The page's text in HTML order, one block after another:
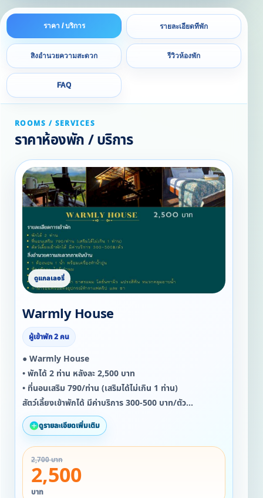
ราคา / บริการ รายละเอียดที่พัก
สิ่งอำนวยความสะดวก รีวิวห้องพัก
FAQ
ROOMS / SERVICES
ราคาห้องพัก / บริการ
Warmly House
ผู้เข้าพัก 2 คน
● Warmly House
• พักได้ 2 ท่าน หลังละ 2,500 บาท
• ที่นอนเสริม 790/ท่าน (เสริมได้ไม่เกิน 1 ท่าน)
สัตว์เลี้ยงเข้าพักได้ มีค่าบริการ 300-500 บาท/ตัว
สิ่งอำนวยความสะดวกภายในบ้าน
▪ 1 ห้องนอน 1 น้ำ พร้อมเครื่องทำน้ำอุ่น
▪ ห้องพัดลม ไดร์เป่าผม
▪ ลำโพง Bluetooth
▪ ผ้าขนหนู ครีมอาบน้ำ ยาสระผม โลชั่นทาผิว แปรงสีฟัน
ดูรายละเอียดเพิ่มเติม
2,700 บาท
2,500
บาท